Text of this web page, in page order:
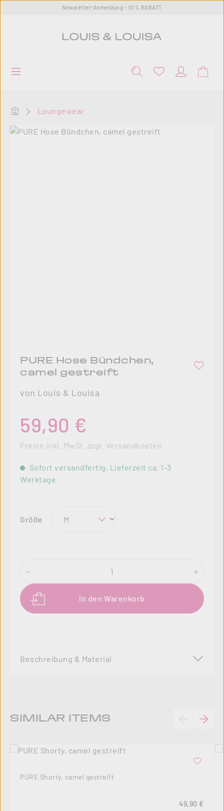
Zum Hauptinhalt springenNewsletter-Anmeldung - 10 % RABATT
Startseite
Loungewear
Bildergalerie überspringen
PURE Hose Bündchen,
camel gestreift
von Louis & Louisa
59,90 €
Preise inkl. MwSt. zzgl. Versandkosten
Sofort versandfertig, Lieferzeit ca. 1-3
Werktage
Größe auswählen
Produkt Anzahl: Gib den gewünschten
In den Warenkorb
Beschreibung & Material
Produktgalerie überspringen
SIMILAR ITEMS
PURE Shorty, camel gestreift
Regulärer
49,90 €